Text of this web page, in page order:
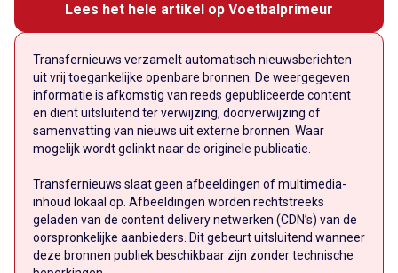
Lees het hele artikel op Voetbalprimeur
Transfernieuws verzamelt automatisch nieuwsberichten
uit vrij toegankelijke openbare bronnen. De weergegeven
informatie is afkomstig van reeds gepubliceerde content
en dient uitsluitend ter verwijzing, doorverwijzing of
samenvatting van nieuws uit externe bronnen. Waar
mogelijk wordt gelinkt naar de originele publicatie.
Transfernieuws slaat geen afbeeldingen of multimedia-
inhoud lokaal op. Afbeeldingen worden rechtstreeks
geladen van de content delivery netwerken (CDN’s) van de
oorspronkelijke aanbieders. Dit gebeurt uitsluitend wanneer
deze bronnen publiek beschikbaar zijn zonder technische